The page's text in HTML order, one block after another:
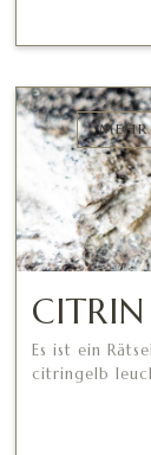
CITRIN
Es ist ein
citringelb